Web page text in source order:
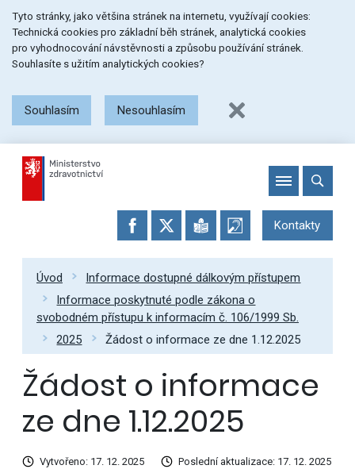
na
menu
na
obsah
na
patičku
stránky
Tyto stránky, jako většina stránek na internetu, využívají cookies:
Technická cookies pro základní běh stránek, analytická cookies
pro vyhodnocování návstěvnosti a způsobu používání stránek.
Souhlasíte s užitím analytických cookies?
Souhlasím Nesouhlasím
Kontakty
Úvod
Informace dostupné dálkovým přístupem
Informace poskytnuté podle zákona o
svobodném přístupu k informacím č. 106/1999 Sb.
2025
Žádost o informace ze dne 1.12.2025
Žádost o informace
ze dne 1.12.2025
Vytvořeno: 17. 12. 2025 Poslední aktualizace: 17. 12. 2025